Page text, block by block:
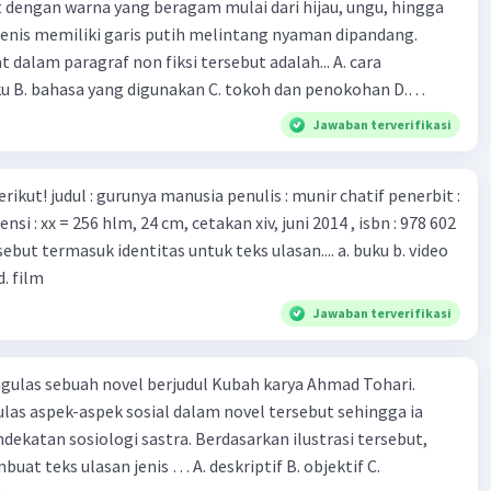
kesehatan dunia karena persebarannya sangat cepat. C.
diri dan menjaga kesehatan dalam menghadapi
yang mulai menyebar di Indonesia, D. Virus corona
bagi kesehatan manusia.
warna yang beragam mulai dari hijau, ungu, hingga
memiliki garis putih melintang nyaman dipandang.
paragraf non fiksi tersebut adalah... A. cara
B. bahasa yang digunakan C. tokoh dan penokohan D.
Jawaban terverifikasi
chatif penerbit :
film
Jawaban terverifikasi
sebuah novel berjudul Kubah karya Ahmad Tohari.
aspek-aspek sosial dalam novel tersebut sehingga ia
sastra. Berdasarkan ilustrasi tersebut,
teks ulasan jenis … A. deskriptif B. objektif C.